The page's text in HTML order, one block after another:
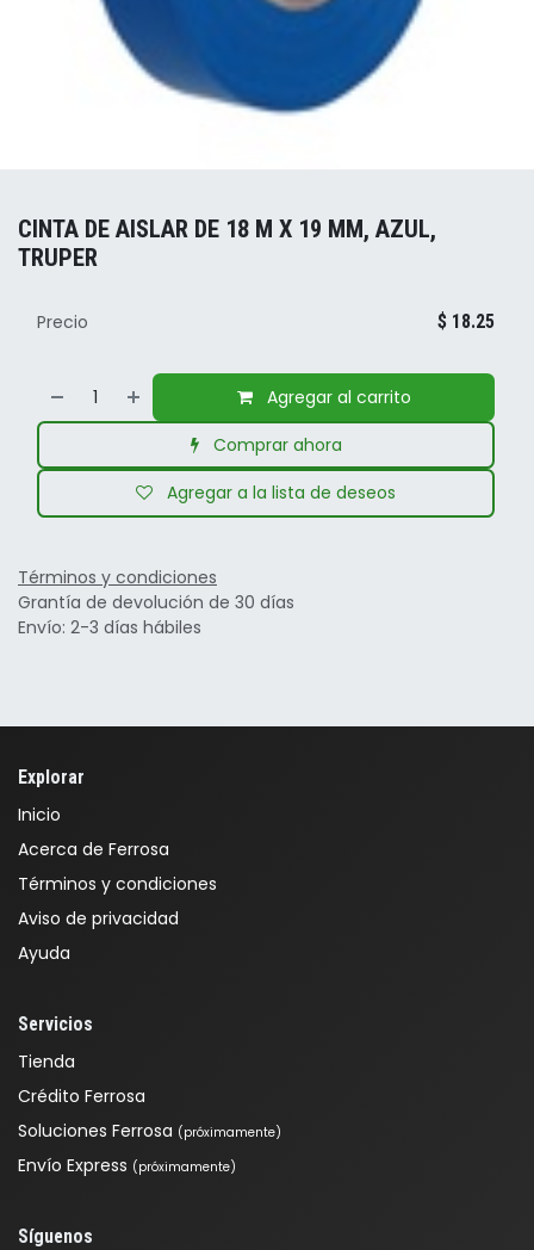
CINTA DE AISLAR DE 18 M X 19 MM, AZUL,
TRUPER
Agregar al carrito
Comprar ahora
Agregar a la lista de deseos
Precio $ 18.25
Términos y condiciones
Grantía de devolución de 30 días
Envío: 2-3 días hábiles
Explorar
Inicio
Acerca de Ferrosa
Términos y condiciones
Aviso de privacidad
Ayuda
Servicios
Tienda
Crédito Ferrosa
Soluciones Ferrosa (próximamente)
Envío Express (próximamente)
Síguenos